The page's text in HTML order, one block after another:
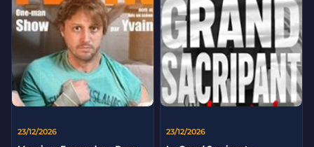
23/12/2026 23/12/2026